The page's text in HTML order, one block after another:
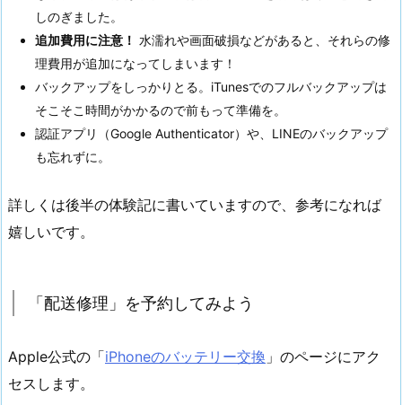
しのぎました。
追加費用に注意！ 水濡れや画面破損などがあると、それらの修
理費用が追加になってしまいます！
バックアップをしっかりとる。iTunesでのフルバックアップは
そこそこ時間がかかるので前もって準備を。
認証アプリ（Google Authenticator）や、LINEのバックアップ
も忘れずに。
詳しくは後半の体験記に書いていますので、参考になれば
嬉しいです。
「配送修理」を予約してみよう
Apple公式の「iPhoneのバッテリー交換 」のページにアク
セスします。